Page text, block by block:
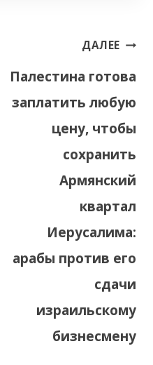
ДАЛЕЕ
Палестина готова
заплатить любую
цену, чтобы
сохранить
Армянский
квартал
Иерусалима:
арабы против его
сдачи
израильскому
бизнесмену